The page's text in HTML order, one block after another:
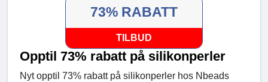
73% RABATT
TILBUD
Opptil 73% rabatt på silikonperler
Nyt opptil 73% rabatt på silikonperler hos Nbeads